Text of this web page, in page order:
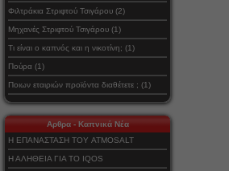
Φιλτράκια Στριφτού Τσιγάρου (2)
Μηχανές Στριφτού Τσιγάρου (1)
Τι είναι ο καπνός και η νικοτίνη; (1)
Πούρα (1)
Ποιων εταιριών προϊόντα διαθέτετε ; (1)
Αρθρα - Καπνικά Νέα
Η ΕΠΑΝΑΣΤΑΣΗ ΤΟΥ ATMOSALT
Η ΑΛΗΘΕΙΑ ΓΙΑ ΤΟ IQOS